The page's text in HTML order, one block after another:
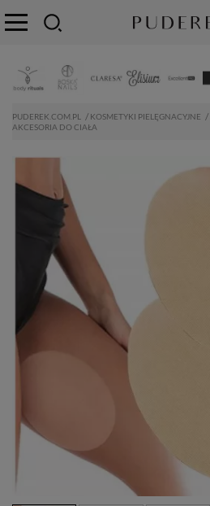
PUDEREK.COM.PL KOSMETYKI PIELĘGNACYJNE
AKCESORIA DO CIAŁA